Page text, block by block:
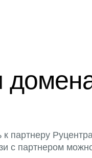
партнеру
с партнером